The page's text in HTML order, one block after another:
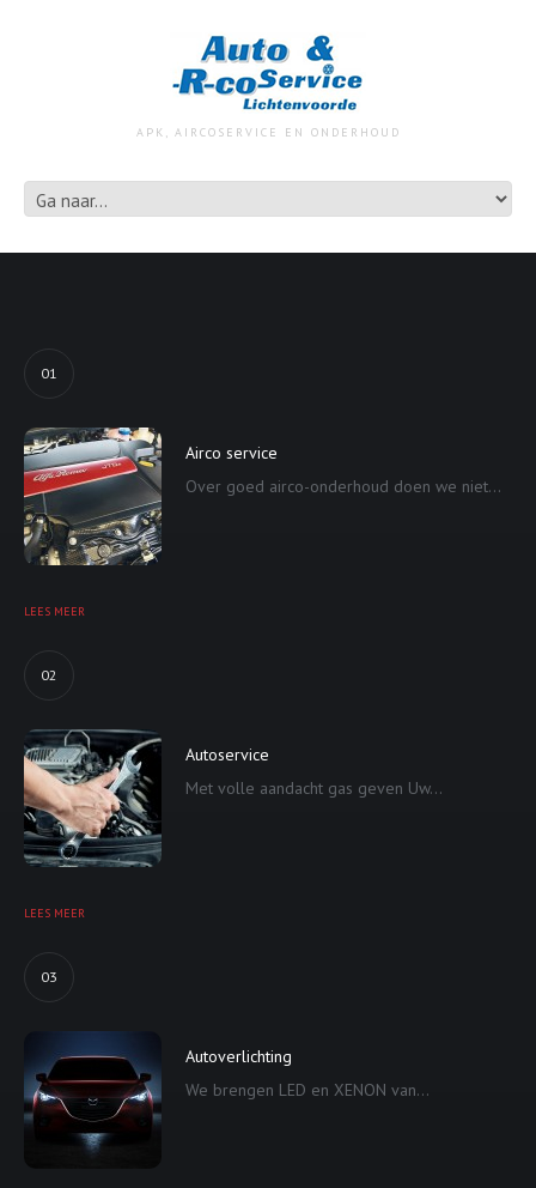
APK, AIRCOSERVICE EN ONDERHOUD
01
Airco service
Over goed airco-onderhoud doen we niet...
LEES MEER
02
Autoservice
Met volle aandacht gas geven Uw...
LEES MEER
03
Autoverlichting
We brengen LED en XENON van...